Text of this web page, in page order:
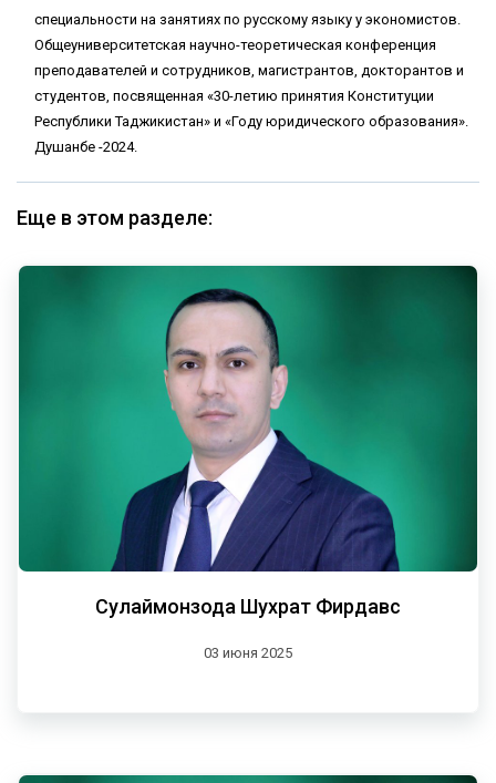
специальности на занятиях по русскому языку у экономистов.
Общеуниверситетская научно-теоретическая конференция
преподавателей и сотрудников, магистрантов, докторантов и
студентов, посвященная «30-летию принятия Конституции
Республики Таджикистан» и «Году юридического образования».
Душанбе -2024.
Еще в этом разделе:
Сулаймонзода Шухрат Фирдавс
03 июня 2025